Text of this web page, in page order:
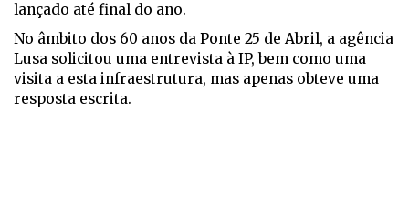
lançado até final do ano.
No âmbito dos 60 anos da Ponte 25 de Abril, a agência
Lusa solicitou uma entrevista à IP, bem como uma
visita a esta infraestrutura, mas apenas obteve uma
resposta escrita.